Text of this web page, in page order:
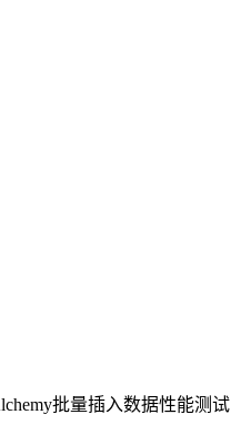
批量插入数据性能测试